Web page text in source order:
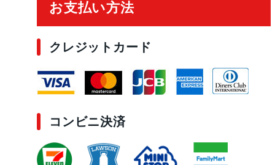
お支払い方法
クレジットカード
コンビニ決済